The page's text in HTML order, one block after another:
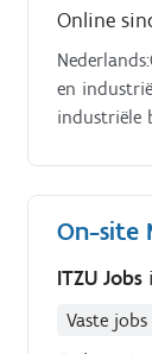
Online
en
industriële
On-site
ITZU Jobs
Vaste jobs